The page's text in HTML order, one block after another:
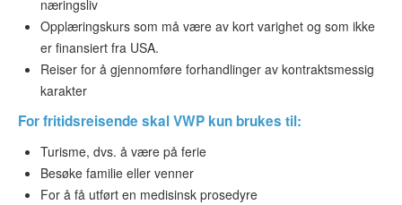
næringsliv
Opplæringskurs som må være av kort varighet og som ikke
er finansiert fra USA.
Reiser for å gjennomføre forhandlinger av kontraktsmessig
karakter
Forfritidsreisende skal VWP kun brukes til:
Turisme, dvs. å være på ferie
Besøke familie eller venner
For å få utført en medisinsk prosedyre